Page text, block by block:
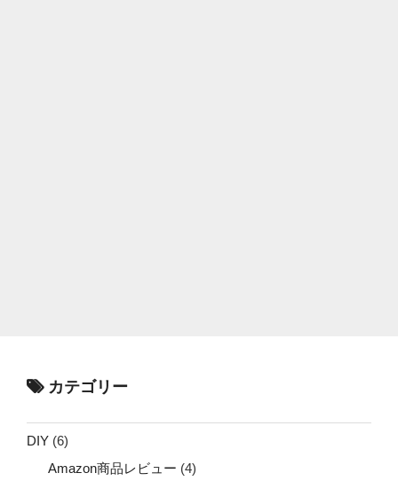
カテゴリー
DIY (6)
Amazon商品レビュー (4)